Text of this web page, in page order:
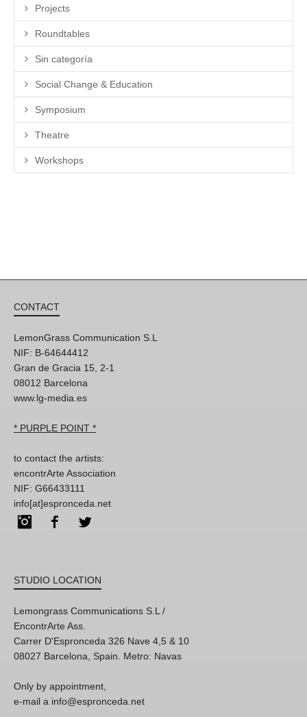
Projects
Roundtables
Sin categoría
Social Change & Education
Symposium
Theatre
Workshops
CONTACT
LemonGrass Communication S.L
NIF: B-64644412
Gran de Gracia 15, 2-1
08012 Barcelona
www.lg-media.es
* PURPLE POINT *
to contact the artists:
encontrArte Association
NIF: G66433111
info[at]espronceda.net
InstagramFacebook
STUDIO LOCATION
Lemongrass Communications S.L /
EncontrArte Ass.
Carrer D'Espronceda 326 Nave 4,5 & 10
08027 Barcelona, Spain. Metro: Navas
Only by appointment,
e-mail a info@espronceda.net